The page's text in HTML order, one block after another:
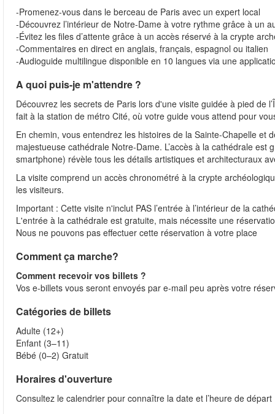
-Promenez-vous dans le berceau de Paris avec un expert local
-Découvrez l’intérieur de Notre-Dame à votre rythme grâce à un
-Évitez les files d’attente grâce à un accès réservé à la crypte
-Commentaires en direct en anglais, français, espagnol ou italien
-Audioguide multilingue disponible en 10 langues via une
A quoi puis-je m'attendre ?
Découvrez les secrets de Paris lors d'une visite guidée à pied de
fait à la station de métro Cité, où votre guide vous attend pour
En chemin, vous entendrez les histoires de la Sainte-Chapelle et
majestueuse cathédrale Notre-Dame. L’accès à la cathédrale
smartphone) révèle tous les détails artistiques et architecturaux
La visite comprend un accès chronométré à la crypte
les visiteurs.
Important : Cette visite n'inclut PAS l’entrée à l’intérieur de la
L'entrée à la cathédrale est gratuite, mais nécessite une
Nous ne pouvons pas effectuer cette réservation à votre place
Comment ça marche?
Comment recevoir vos billets ?
Vos e-billets vous seront envoyés par e-mail peu après votre
Catégories de billets
Adulte (12+)
Enfant (3–11)
Bébé (0–2) Gratuit
Horaires d'ouverture
Consultez le calendrier pour connaître la date et l’heure de départ